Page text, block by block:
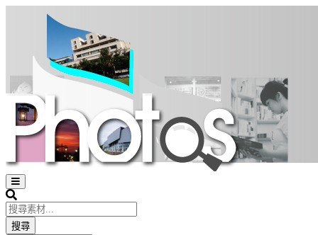
Open
sidebar
Search
搜尋